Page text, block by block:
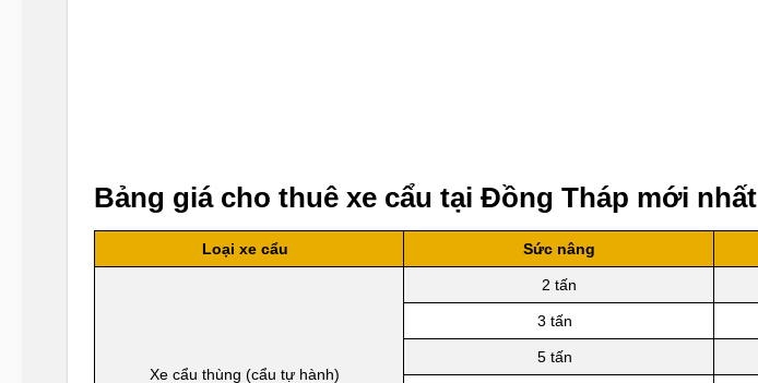
Bảng giá cho thuê xe cẩu tại Đồng Tháp mới nhất
Loại xe cẩu Sức nâng
Xe cẩu thùng (cẩu tự hành)
2 tấn
3 tấn
5 tấn